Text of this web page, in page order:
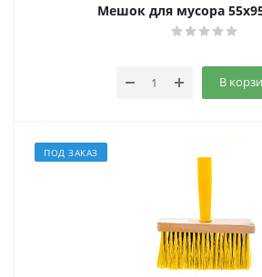
Мешок для мусора
В
ПОД ЗАКАЗ